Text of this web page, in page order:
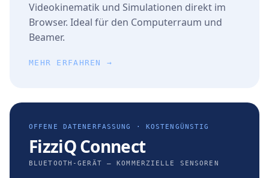
Videokinematik und Simulationen direkt im
Browser. Ideal für den Computerraum und
Beamer.
MEHR ERFAHREN →
OFFENE DATENERFASSUNG · KOSTENGÜNSTIG
FizziQ Connect
BLUETOOTH-GERÄT — KOMMERZIELLE SENSOREN